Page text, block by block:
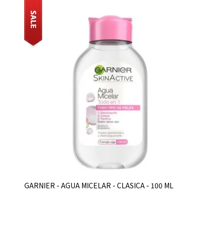
GARNIER - AGUA MICELAR - CLASICA - 100 ML